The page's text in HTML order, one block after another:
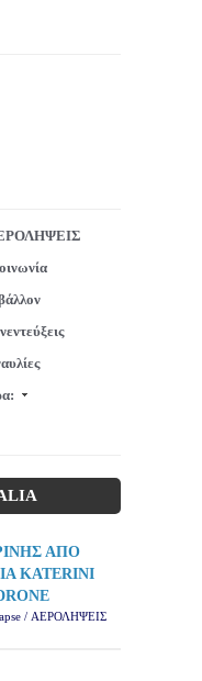
ΑΠΟ
KATERINI
/ ΑΕΡΟΛΗΨΕΙΣ